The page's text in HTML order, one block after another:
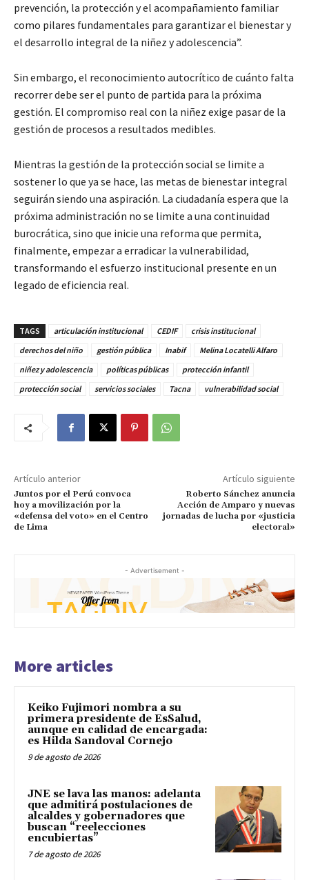
prevención, la protección y el acompañamiento familiar
como pilares fundamentales para garantizar el bienestar y
el desarrollo integral de la niñez y adolescencia”.
Sin embargo, el reconocimiento autocrítico de cuánto falta
recorrer debe ser el punto de partida para la próxima
gestión. El compromiso real con la niñez exige pasar de la
gestión de procesos a resultados medibles.
Mientras la gestión de la protección social se limite a
sostener lo que ya se hace, las metas de bienestar integral
seguirán siendo una aspiración. La ciudadanía espera que la
próxima administración no se limite a una continuidad
burocrática, sino que inicie una reforma que permita,
finalmente, empezar a erradicar la vulnerabilidad,
transformando el esfuerzo institucional presente en un
legado de eficiencia real.
TAGS articulación institucional CEDIF
crisis institucional
derechos del niño
gestión pública Inabif
Melina Locatelli Alfaro
niñez y adolescencia
políticas públicas
protección infantil
protección social
servicios sociales Tacna vulnerabilidad social
Artículo anterior
Juntos por el Perú convoca
hoy a movilización por la
«defensa del voto» en el Centro
de Lima
Artículo siguiente
Roberto Sánchez anuncia
Acción de Amparo y nuevas
jornadas de lucha por «justicia
electoral»
- Advertisement -
More articles
Keiko Fujimori nombra a su
primera presidente de EsSalud,
aunque en calidad de encargada:
es Hilda Sandoval Cornejo
9 de agosto de 2026
JNE se lava las manos: adelanta
que admitirá postulaciones de
alcaldes y gobernadores que
buscan “reelecciones
encubiertas”
7 de agosto de 2026